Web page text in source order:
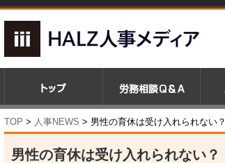
TOP > 人事NEWS > 男性の育休は受け入れられない？
男性の育休は受け入れられない？